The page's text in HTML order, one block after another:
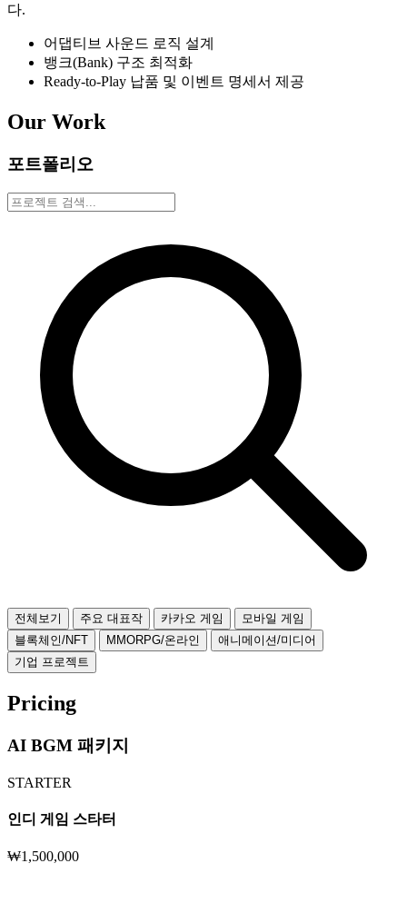
다.
어댑티브 사운드 로직 설계
뱅크(Bank) 구조 최적화
Ready-to-Play 납품 및 이벤트 명세서 제공
Our Work
포트폴리오
전체보기 주요 대표작 카카오 게임
모바일 게임
블록체인/NFT
MMORPG/온라인
애니메이션/미디어
기업 프로젝트
Pricing
AI BGM 패키지
STARTER
인디 게임 스타터
₩1,500,000